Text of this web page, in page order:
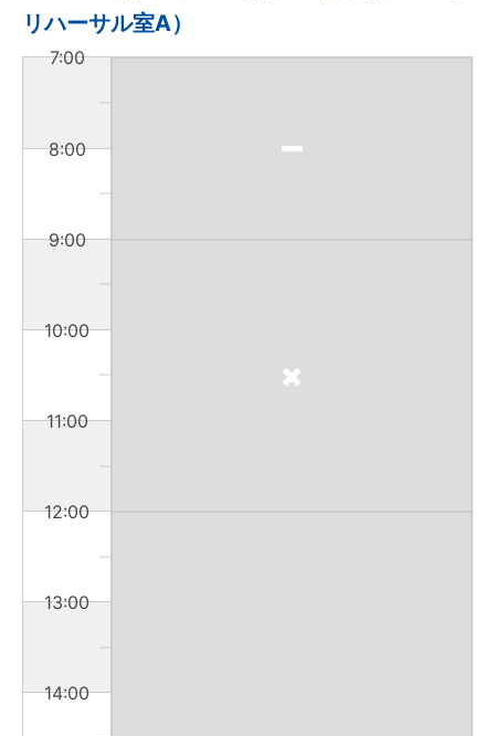
リハーサル室A）
7:00
8:00
9:00
10:00
11:00
12:00
13:00
14:00